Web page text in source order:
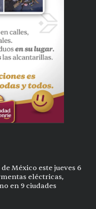
México este jueves 6
eléctricas,
en 9 ciudades